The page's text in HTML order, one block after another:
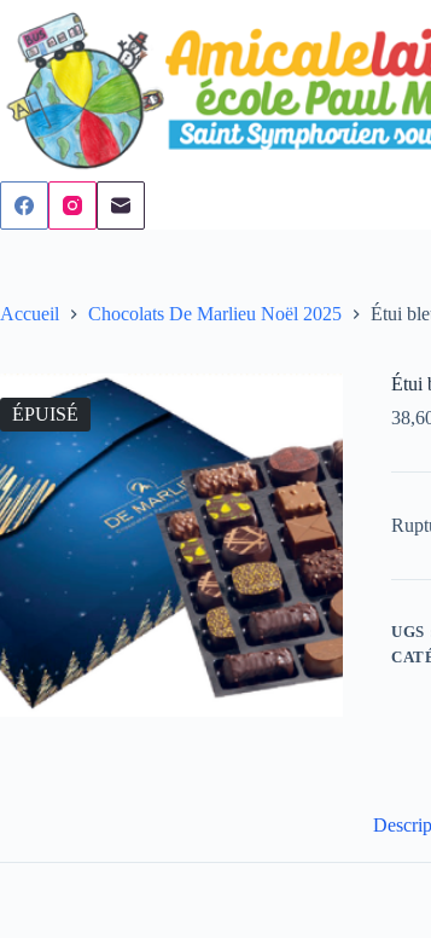
contenu
Accueil Chocolats De Marlieu Noël 2025 Étui
ÉPUISÉ
Étui
UGS